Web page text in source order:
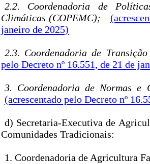
2.2. Coordenadoria de
Climáticas (COPEMC);
janeiro de 2025)
2.3. Coordenadoria de
pelo Decreto nº 16.551, de 21 de
3. Coordenadoria de Normas e
(acrescentado pelo Decreto nº
d) Secretaria-Executiva de
Comunidades Tradicionais:
1. Coordenadoria de Agricultura